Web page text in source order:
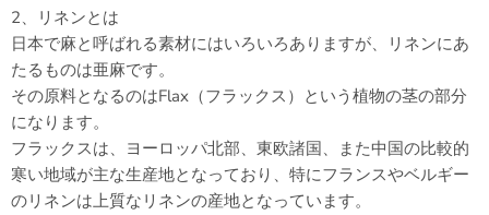
2、リネンとは
日本で麻と呼ばれる素材にはいろいろありますが、リネンにあ
たるものは亜麻です。
その原料となるのはFlax（フラックス）という植物の茎の部分
になります。
フラックスは、ヨーロッパ北部、東欧諸国、また中国の比較的
寒い地域が主な生産地となっており、特にフランスやベルギー
のリネンは上質なリネンの産地となっています。